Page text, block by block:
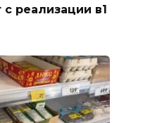
реализации в1